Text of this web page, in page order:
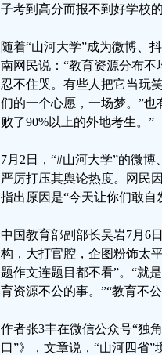
子考到高分而报不到好学校
随着“山河大学”成为微博、
南网民说：“教育资源分布
忍不住哭。有些人把它当玩
们的一个心愿，一场梦。”
败了90%以上的外地考生。”
7月2日，“#山河大学”的微
严厉打压其舆论热度。网民
指出原因是“今天让你们敢
中国教育部副部长吴岩7月6
构，大打官腔，企图粉饰太
题作文连题目都不看”。“就
育资源不公的事。”“教育不
作者张3丰在微信公众号“独
口”》，文章说，“山河四省